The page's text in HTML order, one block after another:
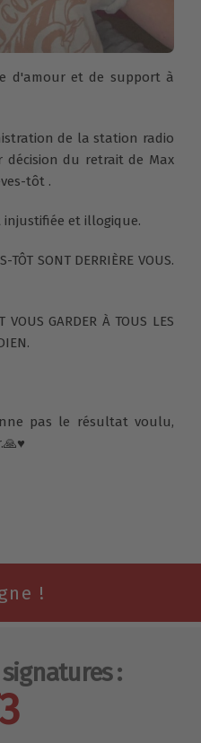
d'amour et de support à
de la station radio
décision du retrait de Max
tôt .
et illogique.
TÔT SONT DERRIÈRE VOUS.
GARDER À TOUS LES
pas le résultat voulu,
: